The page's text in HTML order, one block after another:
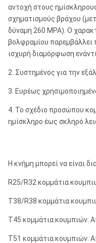
(ίντσα & χιλ.)
Ροπή
σύνθεσης (ft-
lb. & NM)
Ύφος κνημών
αντοχή στους
σχηματισμούς βράχου
δύναμη 260 MPA). Ο
βολφραμίου παρεμβάλλει
ισχυρή διαμόρφωση
2. Συστημένος για την
3. Ευρέως
4. Το σχέδιο προσώπου
ημίσκληρο έως σκληρό
Η κνήμη μπορεί να είναι
R25/R32 κομμάτια
T38/R38 κομμάτια
T45 κομμάτια κουμπιών:
T51 κομμάτια κουμπιών: